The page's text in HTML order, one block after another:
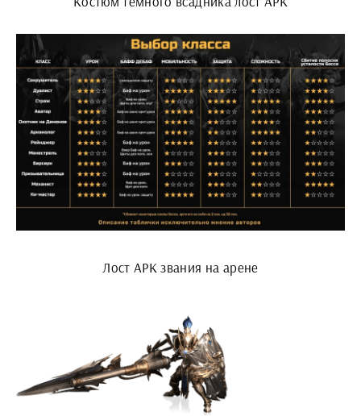
Лост АРК звания на арене